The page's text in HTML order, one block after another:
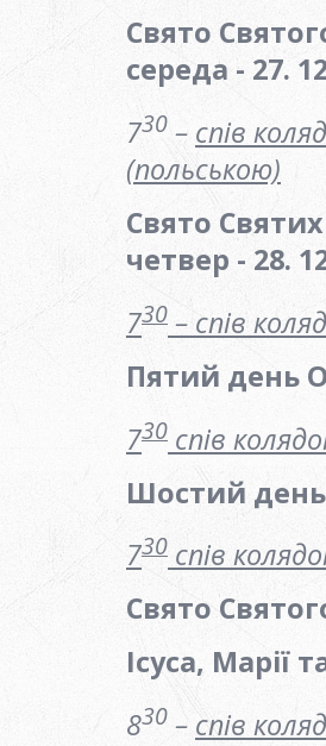
Свято
середа - 27.
730 – спів
(польською)
Свято
четвер - 28.
730 – спів
Пятий день
730 спів
Шостий
730 спів
Свято
Ісуса, Марії
830 – спів